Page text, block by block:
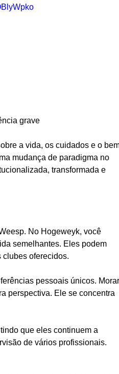
grave
a vida, os cuidados e o
mudança de paradigma no
transformada e
semelhantes. Eles podem
clubes oferecidos.
perspectiva. Ele se concentra
que eles continuem a
de vários profissionais.